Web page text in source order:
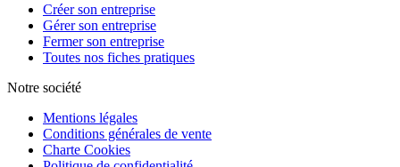
Créer son entreprise
Gérer son entreprise
Fermer son entreprise
Toutes nos fiches pratiques
Notre société
Mentions légales
Conditions générales de vente
Charte Cookies